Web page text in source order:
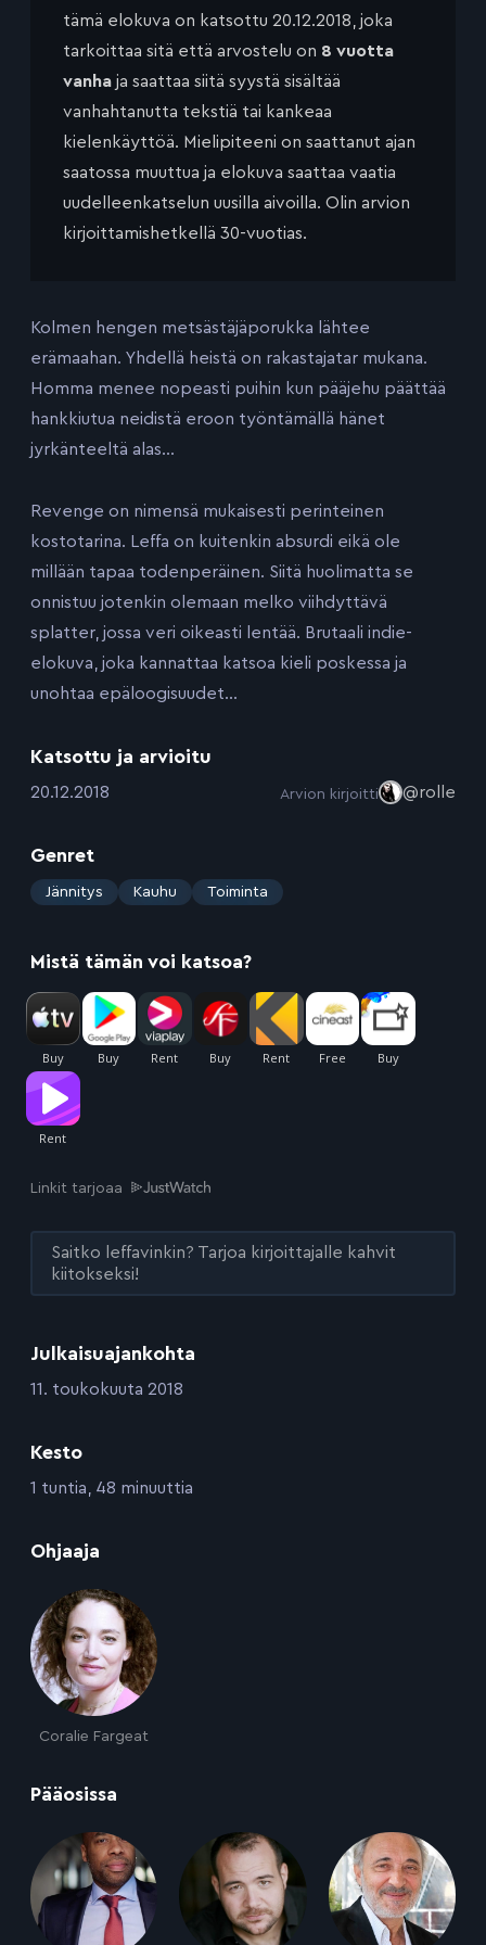
Julkaisuajankohta
:11. toukokuuta 2018
Kesto
:1 tuntia, 48 minuuttia
Ohjaaja
Coralie Fargeat
Pääosissa
tämä elokuva on katsottu 20.12.2018, joka
tarkoittaa sitä että arvostelu on 8 vuotta
vanha ja saattaa siitä syystä sisältää
vanhahtanutta tekstiä tai kankeaa
kielenkäyttöä. Mielipiteeni on saattanut ajan
saatossa muuttua ja elokuva saattaa vaatia
uudelleenkatselun uusilla aivoilla. Olin arvion
kirjoittamishetkellä 30-vuotias.
Kolmen hengen metsästäjäporukka lähtee
erämaahan. Yhdellä heistä on rakastajatar mukana.
Homma menee nopeasti puihin kun pääjehu päättää
hankkiutua neidistä eroon työntämällä hänet
jyrkänteeltä alas…
Revenge on nimensä mukaisesti perinteinen
kostotarina. Leffa on kuitenkin absurdi eikä ole
millään tapaa todenperäinen. Siitä huolimatta se
onnistuu jotenkin olemaan melko viihdyttävä
splatter, jossa veri oikeasti lentää. Brutaali indie-
elokuva, joka kannattaa katsoa kieli poskessa ja
unohtaa epäloogisuudet…
Katsottu ja arvioitu
:20.12.2018 Arvion kirjoitti @rolle
Genret
: Jännitys Kauhu Toiminta
Mistä tämän voi katsoa?
Linkit tarjoaa
Saitko leffavinkin? Tarjoa kirjoittajalle kahvit
kiitokseksi!